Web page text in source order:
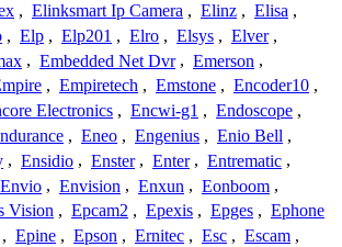
, Elinksmart Ip Camera , Elinz , Elisa ,
, Elp , Elp201 , Elro , Elsys , Elver ,
, Embedded Net Dvr , Emerson ,
, Empiretech , Emstone , Encoder10 ,
Electronics , Encwi-g1 , Endoscope ,
, Eneo , Engenius , Enio Bell ,
, Ensidio , Enster , Enter , Entrematic ,
Envio , Envision , Enxun , Eonboom ,
Vision , Epcam2 , Epexis , Epges , Ephone
, Epine , Epson , Ernitec , Esc , Escam ,